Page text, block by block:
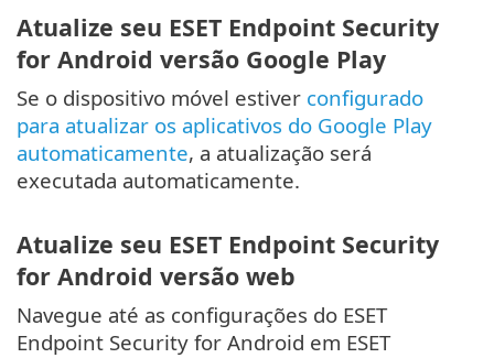
Atualize seu ESET Endpoint Security
for Android versão Google Play
Se o dispositivo móvel estiver configurado
para atualizar os aplicativos do Google Play
automaticamente, a atualização será
executada automaticamente.
Atualize seu ESET Endpoint Security
for Android versão web
Navegue até as configurações do ESET
Endpoint Security for Android em ESET